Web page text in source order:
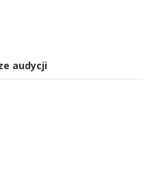
audycji